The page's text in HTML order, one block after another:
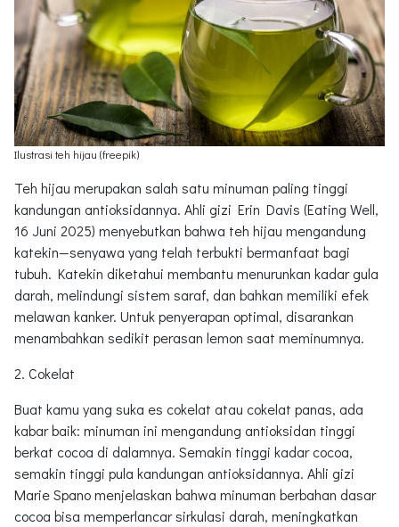
Ilustrasi teh hijau (freepik)
Teh hijau merupakan salah satu minuman paling tinggi
kandungan antioksidannya. Ahli gizi Erin Davis (Eating Well,
16 Juni 2025) menyebutkan bahwa teh hijau mengandung
katekin—senyawa yang telah terbukti bermanfaat bagi
tubuh. Katekin diketahui membantu menurunkan kadar gula
darah, melindungi sistem saraf, dan bahkan memiliki efek
melawan kanker. Untuk penyerapan optimal, disarankan
menambahkan sedikit perasan lemon saat meminumnya.
2. Cokelat
Buat kamu yang suka es cokelat atau cokelat panas, ada
kabar baik: minuman ini mengandung antioksidan tinggi
berkat cocoa di dalamnya. Semakin tinggi kadar cocoa,
semakin tinggi pula kandungan antioksidannya. Ahli gizi
Marie Spano menjelaskan bahwa minuman berbahan dasar
cocoa bisa memperlancar sirkulasi darah, meningkatkan